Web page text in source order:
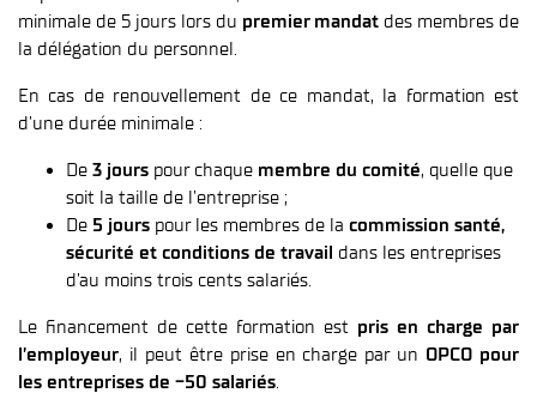
minimale de 5 jours lors du premier mandat des membres de
la délégation du personnel.
En cas de renouvellement de ce mandat, la formation est
d’une durée minimale :
De 3 jours pour chaque membre du comité, quelle que
soit la taille de l’entreprise ;
De 5 jours pour les membres de la commission santé,
sécurité et conditions de travail dans les entreprises
d’au moins trois cents salariés.
Le financement de cette formation est pris en charge par
l’employeur, il peut être prise en charge par un OPCO pour
les entreprises de -50 salariés